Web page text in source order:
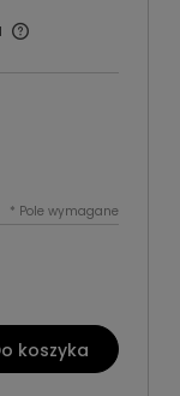
* Pole wymagane
koszyka